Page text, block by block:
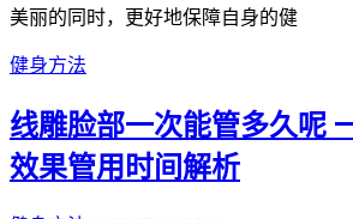
美丽的同时，更好地保障自身的健
健身方法
线雕脸部一次能管多久呢
效果管用时间解析